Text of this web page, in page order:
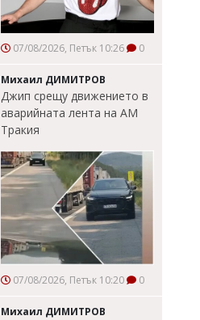
07/08/2026, Петък 10:26 0
Михаил ДИМИТРОВ
Джип срещу движението в
аварийната лента на АМ
Тракия
07/08/2026, Петък 10:20 0
Михаил ДИМИТРОВ